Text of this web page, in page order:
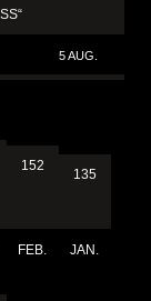
5 AUG.
152
FEB.
135
JAN.